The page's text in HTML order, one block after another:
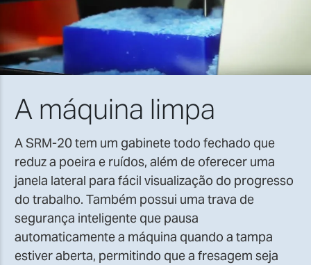
A máquina limpa
A SRM-20 tem um gabinete todo fechado que
reduz a poeira e ruídos, além de oferecer uma
janela lateral para fácil visualização do progresso
do trabalho. Também possui uma trava de
segurança inteligente que pausa
automaticamente a máquina quando a tampa
estiver aberta, permitindo que a fresagem seja